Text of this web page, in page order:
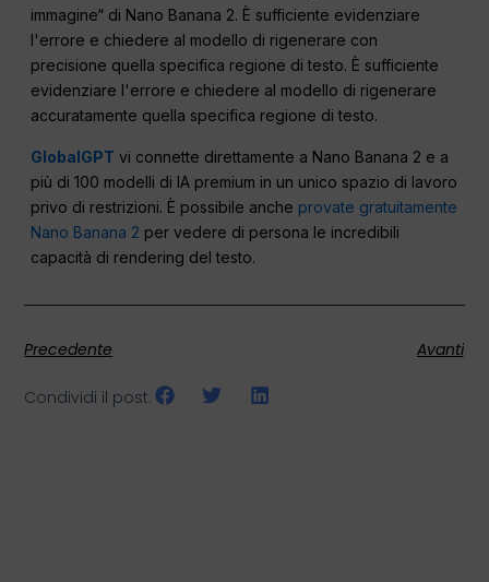
immagine“ di Nano Banana 2. È sufficiente evidenziare
l'errore e chiedere al modello di rigenerare con
precisione quella specifica regione di testo. È sufficiente
evidenziare l'errore e chiedere al modello di rigenerare
accuratamente quella specifica regione di testo.
GlobalGPT vi connette direttamente a Nano Banana 2 e a
più di 100 modelli di IA premium in un unico spazio di lavoro
privo di restrizioni. È possibile anche provate gratuitamente
Nano Banana 2 per vedere di persona le incredibili
capacità di rendering del testo.
Precedente Avanti
Condividi il post: